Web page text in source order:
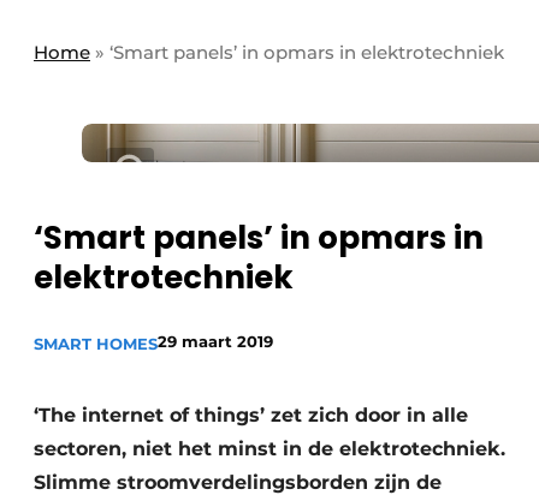
Contact
Home
Meest gelezen
Podcasts
Privacy / Cookie statement
Vacature aanmelden
Video’s
Panelgesprek
Solar
HVAC
Binnenklimaat
Home » ‘Smart panels’ in opmars in elektrotechniek
‘Smart panels’ in opmars in
elektrotechniek
SMART HOMES29 maart 2019
‘The internet of things’ zet zich door in alle
sectoren, niet het minst in de elektrotechniek.
Slimme stroomverdelingsborden zijn de